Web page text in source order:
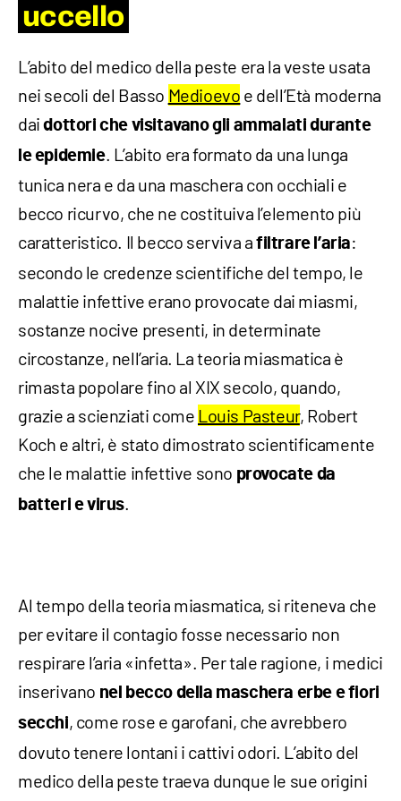
uccello
L’abito del medico della peste era la veste usata
nei secoli del Basso Medioevo e dell’Età moderna
daidottori che visitavano gli ammalati durante
le epidemie. L’abito era formato da una lunga
tunica nera e da una maschera con occhiali e
becco ricurvo, che ne costituiva l’elemento più
caratteristico. Il becco serviva afiltrare l’aria:
secondo le credenze scientifiche del tempo, le
malattie infettive erano provocate dai miasmi,
sostanze nocive presenti, in determinate
circostanze, nell’aria. La teoria miasmatica è
rimasta popolare fino al XIX secolo, quando,
grazie a scienziati come Louis Pasteur, Robert
Koch e altri, è stato dimostrato scientificamente
che le malattie infettive sono provocate da
batteri e virus.
Al tempo della teoria miasmatica, si riteneva che
per evitare il contagio fosse necessario non
respirare l’aria «infetta». Per tale ragione, i medici
inserivano nel becco della maschera erbe e fiori
secchi, come rose e garofani, che avrebbero
dovuto tenere lontani i cattivi odori. L’abito del
medico della peste traeva dunque le sue origini